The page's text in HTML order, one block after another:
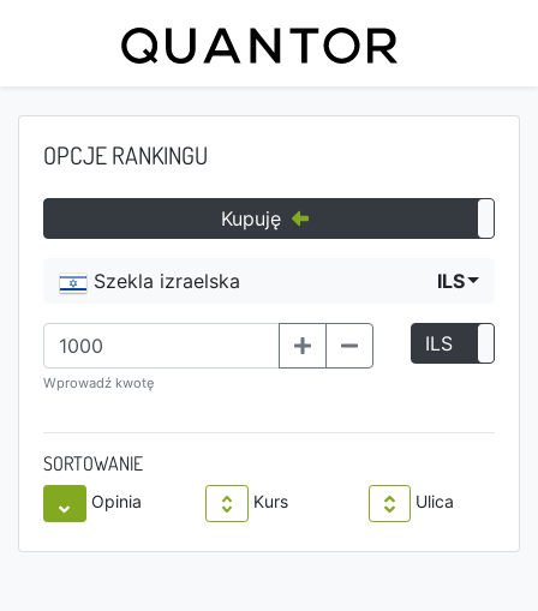
OPCJE RANKINGU
Kupuję
Szekla izraelska ILS
Wprowadź kwotę
ILS
SORTOWANIE
Opinia Kurs Ulica